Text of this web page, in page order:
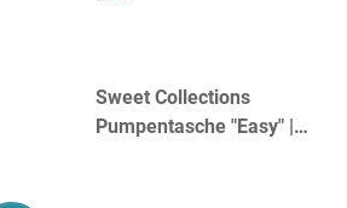
Sweet Collections
Pumpentasche "Easy" |